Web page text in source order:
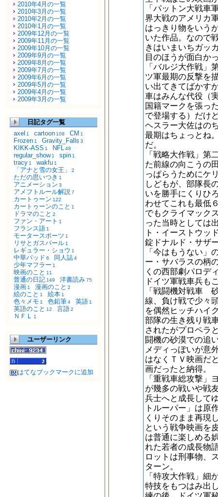
2010年4月の一覧
2010年3月の一覧
2010年2月の一覧
2010年1月の一覧
2009年12月の一覧
2009年11月の一覧
2009年10月の一覧
2009年9月の一覧
2009年8月の一覧
2009年7月の一覧
2009年6月の一覧
2009年5月の一覧
2009年4月の一覧
2009年3月の一覧
日記タグ一覧
axel 1 cartoon 108 CM 1
Frozen 1 Gravity_Falls 3
KIKK-ASS 1 NFL48
regular_show 1 spin 1
tracy 1 wakfu 1
「アナと雪の女王」 2
ただの思いつき 1
アニメーション 3
アメフトルール解説7
カートゥーン 122
カートゥーンのこと 1
ドラマのこと 2
ファン・アート 1
フランス語 1
モータースポーツ 1
リサとガスパール 1
レギュラー・ショウ 1
中華パッド 6 同人誌4
少年マフラー 1
映画のこと 11
普通の日記 149 洋書読み75
漫画 1 漫画のこと 2
絵のこと 1 絵本 1
色々メモ 1 色鉛筆4 英語 1
英語のこと 12 言語2
ＮＦＬ 1
ユーザーリンク
はてなブックマークに追加
「パットン大戦車
界大戦のアメリカ
はっきり物をいう
いた作品。なので
きはいまいちガッ
目のほうが面白か
「バルジ大作戦」
ツ軍最期の反撃を
い出てきてばかす
車はみんな代役（
国籍マークを張っ
で登場する）だけ
ヘスラー大佐はの
最期はちょっとね
だ。
「戦略大作戦」第
た前線の向こうの
っぱらうためにケ
しどもが、部隊長
いを勝手にくりひ
わせてこれも最低
でもクライマック
った当時としては
ト・イーストウッ
錠ドナルド・サザ
「今はもうない」
ー・サバラスの柄
くの西部劇パロデ
ドイツ軍戦車兵も
「戦闘機対戦車
線、負け戦で少々
を偶然ヒッチハイ
部隊の生き残り戦
されたがプロペラ
闘機の砂漠での追
メディっぽいが意
はなくＴＶ映画だ
画だったと納得。
「重戦車総攻撃」
が幾多の戦いや戦
兵士へと成長して
トルーパー」は原
くりそのまま再現
という戦争映画を
は普通に楽しめる
れた若者の成長物
ロットは刑事物、
ターン。
「特攻大作戦」細
特技をもつはみ出